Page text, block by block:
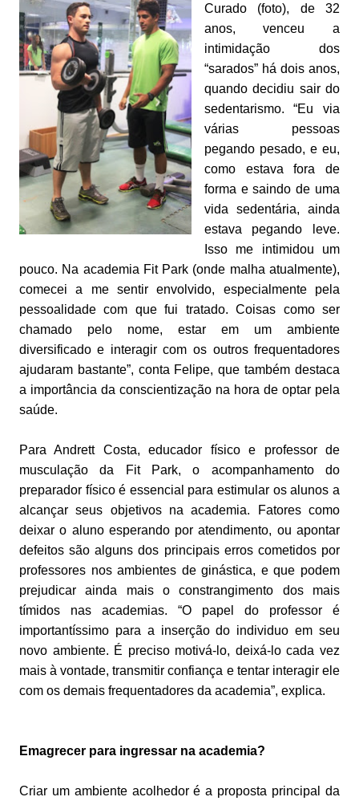
Curado (foto), de 32
anos, venceu a
intimidação dos
“sarados” há dois anos,
quando decidiu sair do
sedentarismo. “Eu via
várias pessoas
pegando pesado, e eu,
como estava fora de
forma e saindo de uma
vida sedentária, ainda
estava pegando leve.
Isso me intimidou um
pouco. Na academia Fit Park (onde malha atualmente),
comecei a me sentir envolvido, especialmente pela
pessoalidade com que fui tratado. Coisas como ser
chamado pelo nome, estar em um ambiente
diversificado e interagir com os outros frequentadores
ajudaram bastante”, conta Felipe, que também destaca
a importância da conscientização na hora de optar pela
saúde.
Para Andrett Costa, educador físico e professor de
musculação da Fit Park, o acompanhamento do
preparador físico é essencial para estimular os alunos a
alcançar seus objetivos na academia. Fatores como
deixar o aluno esperando por atendimento, ou apontar
defeitos são alguns dos principais erros cometidos por
professores nos ambientes de ginástica, e que podem
prejudicar ainda mais o constrangimento dos mais
tímidos nas academias. “O papel do professor é
importantíssimo para a inserção do individuo em seu
novo ambiente. É preciso motivá-lo, deixá-lo cada vez
mais à vontade, transmitir confiança e tentar interagir ele
com os demais frequentadores da academia”, explica.
Emagrecer para ingressar na academia?
Criar um ambiente acolhedor é a proposta principal da